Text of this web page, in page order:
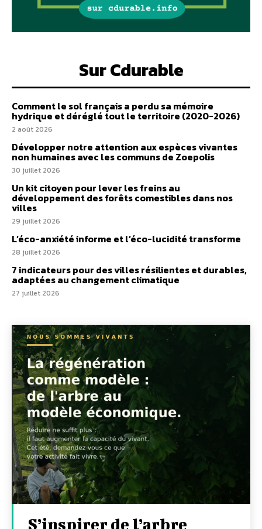
Sur Cdurable
Comment le sol français a perdu sa mémoire
hydrique et déréglé tout le territoire (2020-2026)
2 août 2026
Développer notre attention aux espèces vivantes
non humaines avec les communs de Zoepolis
30 juillet 2026
Un kit citoyen pour lever les freins au
développement des forêts comestibles dans nos
villes
29 juillet 2026
L’éco-anxiété informe et l’éco-lucidité transforme
28 juillet 2026
7 indicateurs pour des villes résilientes et durables,
adaptées au changement climatique
27 juillet 2026
S’inspirer de l’arbre